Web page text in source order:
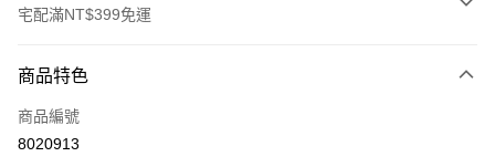
宅配滿NT$399免運
信用卡一次付款
信用卡分期付款
商品特色
商品編號
8020913